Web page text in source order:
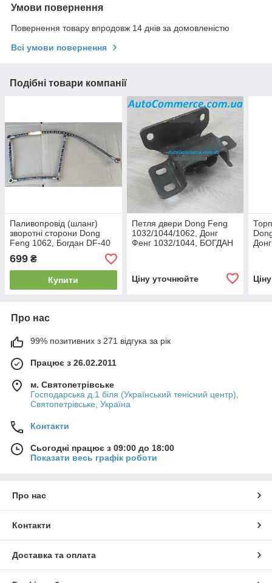
Умови повернення
Повернення товару впродовж 14 днів за домовленістю
Всі умови повернення
Подібні товари компанії
Паливопровід (шланг)
зворотні сторони Dong
Feng 1062, Богдан DF-40
699 ₴
Купити
Петля двери Dong Feng
1032/1044/1062, Донг
Фенг 1032/1044, БОГДАН
Ціну уточнюйте
Про нас
99% позитивних з 271 відгука за рік
Працює з 26.02.2011
м. Святопетрівське
Господарська д.1 біля (Український тенісний центр),
Святопетрівське, Україна
Контакти
Сьогодні працює з 09:00 до 18:00
Показати весь графік роботи
Про нас
Контакти
Доставка та оплата